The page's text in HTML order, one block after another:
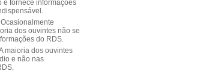
e fornece informações
dos ouvintes não se
do RDS.
maioria dos ouvintes
e não nas